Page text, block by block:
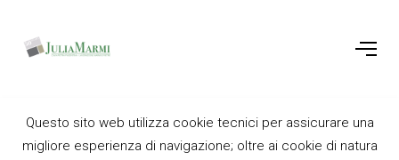
Il bagno news
Questo sito web utilizza cookie tecnici per assicurare una
migliore esperienza di navigazione; oltre ai cookie di natura